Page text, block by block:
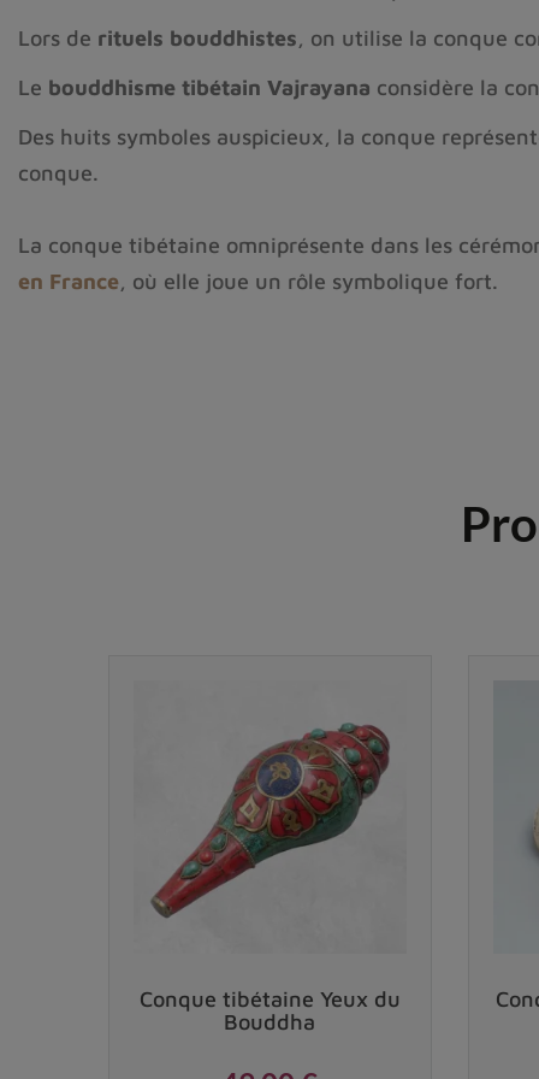
Lors de rituels bouddhistes, on utilise la conque
Le bouddhisme tibétain Vajrayana considère la
Des huits symboles auspicieux, la conque
conque.
La conque tibétaine omniprésente dans les
en France, où elle joue un rôle symbolique fort.
Conque tibétaine Yeux du
Bouddha